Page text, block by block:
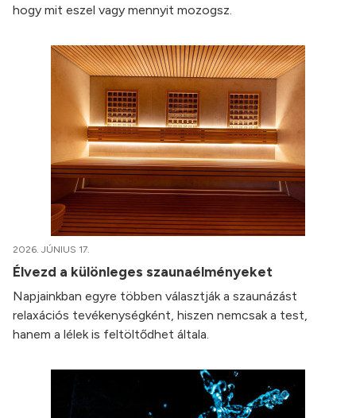
hogy mit eszel vagy mennyit mozogsz.
2026. JÚNIUS 17.
Élvezd a különleges szaunaélményeket
Napjainkban egyre többen választják a szaunázást
relaxációs tevékenységként, hiszen nemcsak a test,
hanem a lélek is feltöltődhet általa.